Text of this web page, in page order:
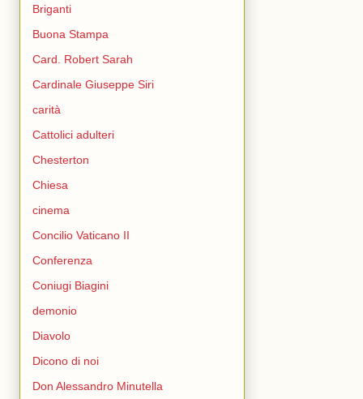
Briganti
Buona Stampa
Card. Robert Sarah
Cardinale Giuseppe Siri
carità
Cattolici adulteri
Chesterton
Chiesa
cinema
Concilio Vaticano II
Conferenza
Coniugi Biagini
demonio
Diavolo
Dicono di noi
Don Alessandro Minutella